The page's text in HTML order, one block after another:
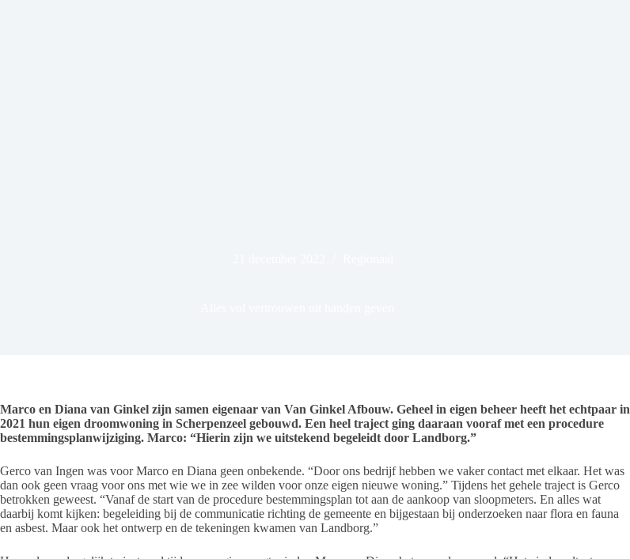
Marco en Diana van Ginkel zijn samen eigenaar van Van Ginkel Afbouw. Geheel in eigen beheer heeft het echtpaar in
2021 hun eigen droomwoning in Scherpenzeel gebouwd. Een heel traject ging daaraan vooraf met een procedure
bestemmingsplanwijziging. Marco: “Hierin zijn we uitstekend begeleidt door Landborg.”
Gerco van Ingen was voor Marco en Diana geen onbekende. “Door ons bedrijf hebben we vaker contact met elkaar. Het was
dan ook geen vraag voor ons met wie we in zee wilden voor onze eigen nieuwe woning.” Tijdens het gehele traject is Gerco
betrokken geweest. “Vanaf de start van de procedure bestemmingsplan tot aan de aankoop van sloopmeters. En alles wat
daarbij komt kijken: begeleiding bij de communicatie richting de gemeente en bijgestaan bij onderzoeken naar flora en fauna
en asbest. Maar ook het ontwerp en de tekeningen kwamen van Landborg.”